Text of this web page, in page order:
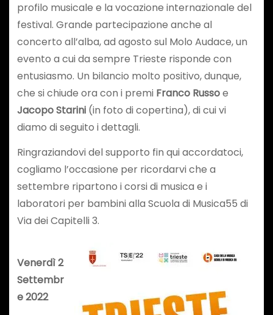
profilo musicale e la vocazione internazionale del
festival. Grande partecipazione anche al
concerto all’alba, ad agosto sul Molo Audace, un
evento a cui da sempre Trieste risponde con
entusiasmo. Un bilancio molto positivo, dunque,
che si chiude ora con i premi Franco Russoe
Jacopo Starini(in foto di copertina), di cui vi
diamo di seguito i dettagli.
Ringraziandovi del supporto fin qui accordatoci,
cogliamo l’occasione per ricordarvi che a
settembre ripartono i corsi di musica e i
laboratori per bambini alla Scuola di Musica55 di
Via dei Capitelli 3.
Venerdì 2
Settembr
e 2022